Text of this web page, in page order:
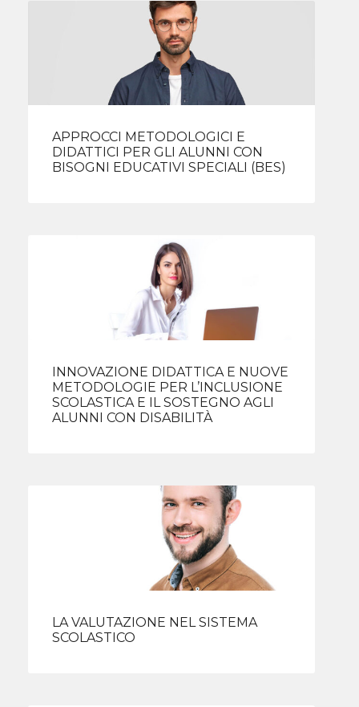
APPROCCI METODOLOGICI E
DIDATTICI PER GLI ALUNNI CON
BISOGNI EDUCATIVI SPECIALI (BES)
INNOVAZIONE DIDATTICA E NUOVE
METODOLOGIE PER L’INCLUSIONE
SCOLASTICA E IL SOSTEGNO AGLI
ALUNNI CON DISABILITÀ
LA VALUTAZIONE NEL SISTEMA
SCOLASTICO